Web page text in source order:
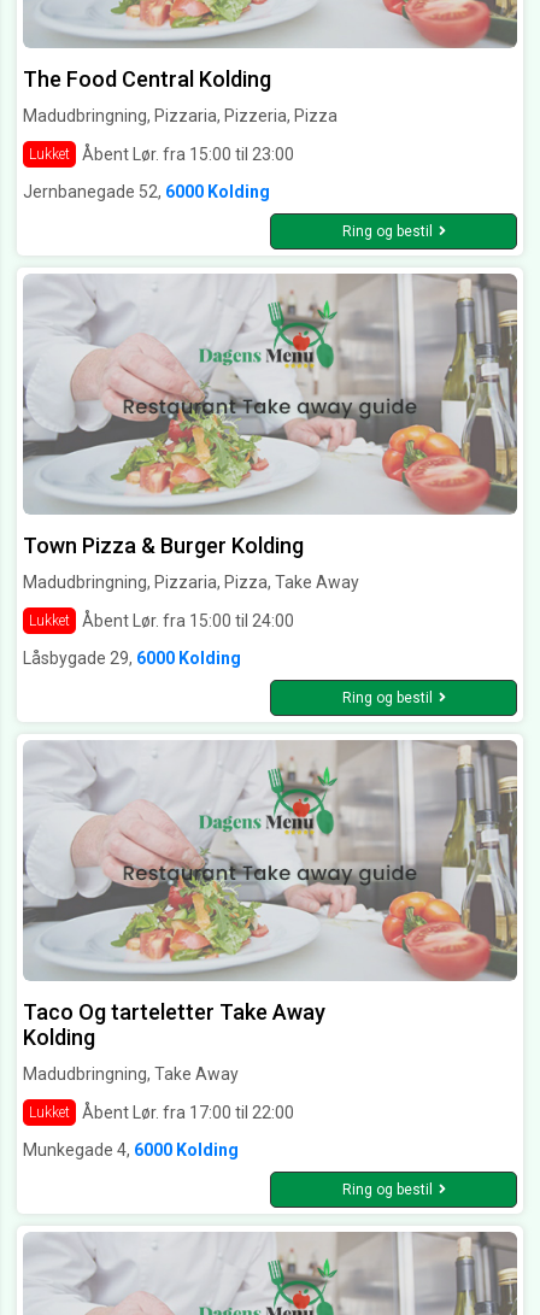
The Food Central Kolding
Madudbringning, Pizzaria, Pizzeria, Pizza
Lukket
Åbent Lør. fra 15:00 til 23:00
Jernbanegade 52, 6000 Kolding
Ring og bestil
Town Pizza & Burger Kolding
Madudbringning, Pizzaria, Pizza, Take Away
Lukket
Åbent Lør. fra 15:00 til 24:00
Låsbygade 29, 6000 Kolding
Ring og bestil
Taco Og tarteletter Take Away
Kolding
Madudbringning, Take Away
Lukket
Åbent Lør. fra 17:00 til 22:00
Munkegade 4, 6000 Kolding
Ring og bestil